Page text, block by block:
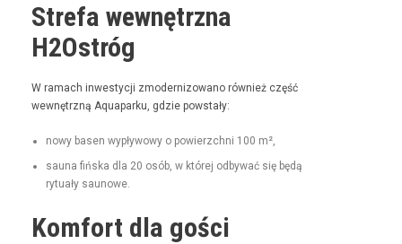
Strefa wewnętrzna
H2Ostróg
W ramach inwest­y­cji zmod­ern­i­zowano również część
wewnętrzną Aqua­parku, gdzie powstały:
nowy basen wypły­wowy o powierzch­ni 100 m²,
sauna fińs­ka dla 20 osób, w której odby­wać się będą
rytu­ały saunowe.
Komfort dla gości